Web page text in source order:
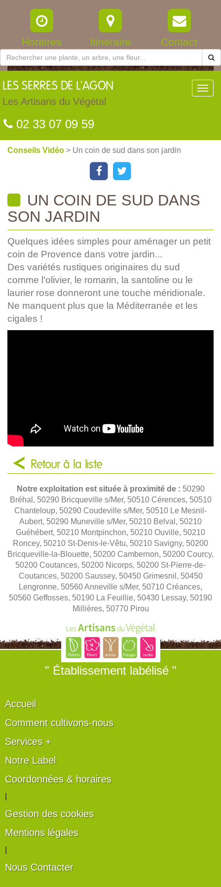
Horaires Itinéraire Contact
LES SERRES DE L'AGON
Les Artisans du Végétal
02 33 07 09 59
Conseils Vidéo > Un coin de sud dans son jardin
UN COIN DE SUD DANS
SON JARDIN
Quelques idées simples pour aménager un petit
coin de Provence dans votre jardin...
Des variétés rustiques originaires du sud
comme l'olivier, le romarin, la santoline ou le
laurier rose donneront une touche méridionale.
Ne manquent plus que la Méditerranée et les
cigales !
Retour à la liste
Notre exploitation est située à proximité de : 50290
Bréhal, 50290 Bricqueville s/Mer, 50510 Cérences, 50510
Chanteloup, 50290 Coudeville s/Mer, 50510 Le Mesnil-
Aubert, 50290 Muneville s/Mer, 50210 Belval, 50210
Guéhébert, 50210 Montpinchon, 50210 Ouville, 50210
Roncey, 50210 St-Denis-le-Vêtu, 50210 Savigny, 50200
Bricqueville-la-Blouette, 50200 Cambernon, 50200 Courcy,
50200 Coutances, 50200 Nicorps, 50200 St-Pierre-de-
Coutances, 50200 Saussey, 50450 Grimesnil, 50450
Lengronne, 50560 Anneville s/Mer, 50710 Créances,
50560 Geffosses, 50190 La Feuillie, 50430 Lessay, 50190
Millières, 50770 Pirou
" Établissement labélisé "
Accueil
Comment cultivons-nous
Services +
Notre Label
Coordonnées & horaires
Gestion des cookies
Mentions légales
Nous Contacter